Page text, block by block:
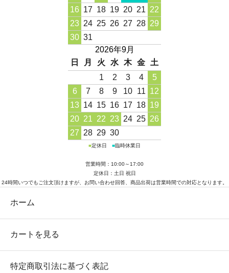
16 17 18 19 20 21 22
23 24 25 26 27 28 29
30 31
2026年9月
日
月 火 水 木 金
土
1
2 3 4
5
6
7 8 9 10 11 12
13 14 15 16 17 18 19
20 21 22 23 24 25 26
27 28 29 30
■定休日 ■臨時休業日
営業時間：10:00～17:00
定休日：土日 祝日
24時間いつでもご注文頂けますが、お問い合わせ回答、商品出荷は営業時間での対応となります。
ホーム
カートを見る
特定商取引法に基づく表記